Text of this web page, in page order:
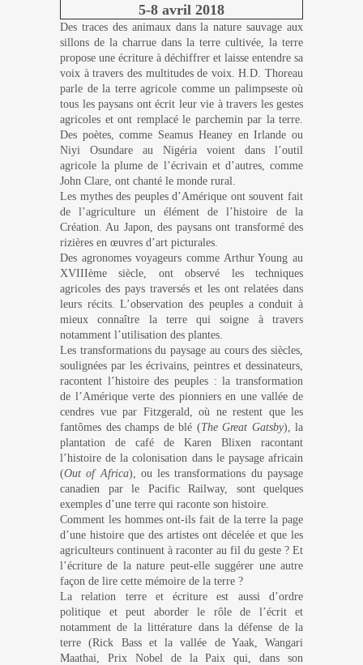
5-8 avril 2018
Des traces des animaux dans la nature sauvage aux
sillons de la charrue dans la terre cultivée, la terre
propose une écriture à déchiffrer et laisse entendre sa
voix à travers des multitudes de voix. H.D. Thoreau
parle de la terre agricole comme un palimpseste où
tous les paysans ont écrit leur vie à travers les gestes
agricoles et ont remplacé le parchemin par la terre.
Des poètes, comme Seamus Heaney en Irlande ou
Niyi Osundare au Nigéria voient dans l’outil
agricole la plume de l’écrivain et d’autres, comme
John Clare, ont chanté le monde rural.
Les mythes des peuples d’Amérique ont souvent fait
de l’agriculture un élément de l’histoire de la
Création. Au Japon, des paysans ont transformé des
rizières en œuvres d’art picturales.
Des agronomes voyageurs comme Arthur Young au
XVIIIème siècle, ont observé les techniques
agricoles des pays traversés et les ont relatées dans
leurs récits. L’observation des peuples a conduit à
mieux connaître la terre qui soigne à travers
notamment l’utilisation des plantes.
Les transformations du paysage au cours des siècles,
soulignées par les écrivains, peintres et dessinateurs,
racontent l’histoire des peuples : la transformation
de l’Amérique verte des pionniers en une vallée de
cendres vue par Fitzgerald, où ne restent que les
fantômes des champs de blé (The Great Gatsby), la
plantation de café de Karen Blixen racontant
l’histoire de la colonisation dans le paysage africain
(Out of Africa), ou les transformations du paysage
canadien par le Pacific Railway, sont quelques
exemples d’une terre qui raconte son histoire.
Comment les hommes ont-ils fait de la terre la page
d’une histoire que des artistes ont décelée et que les
agriculteurs continuent à raconter au fil du geste ? Et
l’écriture de la nature peut-elle suggérer une autre
façon de lire cette mémoire de la terre ?
La relation terre et écriture est aussi d’ordre
politique et peut aborder le rôle de l’écrit et
notamment de la littérature dans la défense de la
terre (Rick Bass et la vallée de Yaak, Wangari
Maathai, Prix Nobel de la Paix qui, dans son